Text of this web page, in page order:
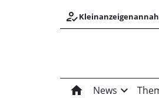
how_to_reg
home News expand_more